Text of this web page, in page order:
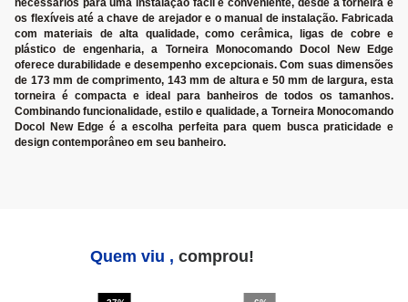
necessários para uma instalação fácil e conveniente, desde a torneira e
os flexíveis até a chave de arejador e o manual de instalação. Fabricada
com materiais de alta qualidade, como cerâmica, ligas de cobre e
plástico de engenharia, a Torneira Monocomando Docol New Edge
oferece durabilidade e desempenho excepcionais. Com suas dimensões
de 173 mm de comprimento, 143 mm de altura e 50 mm de largura, esta
torneira é compacta e ideal para banheiros de todos os tamanhos.
Combinando funcionalidade, estilo e qualidade, a Torneira Monocomando
Docol New Edge é a escolha perfeita para quem busca praticidade e
design contemporâneo em seu banheiro.
Quem viu , comprou!